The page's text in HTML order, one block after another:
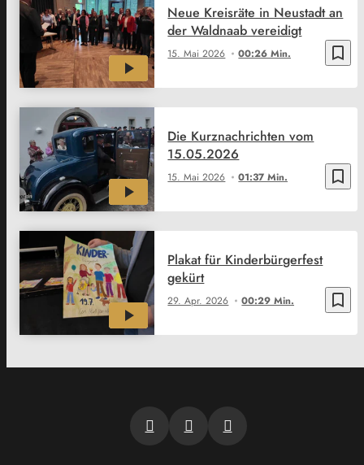
bookmark_border
15. Mai 2026 00:26 Min.
Neue Kreisräte in Neustadt an
der Waldnaab vereidigt
bookmark_border
15. Mai 2026 01:37 Min.
Die Kurznachrichten vom
15.05.2026
bookmark_border
29. Apr. 2026 00:29 Min.
Plakat für Kinderbürgerfest
gekürt